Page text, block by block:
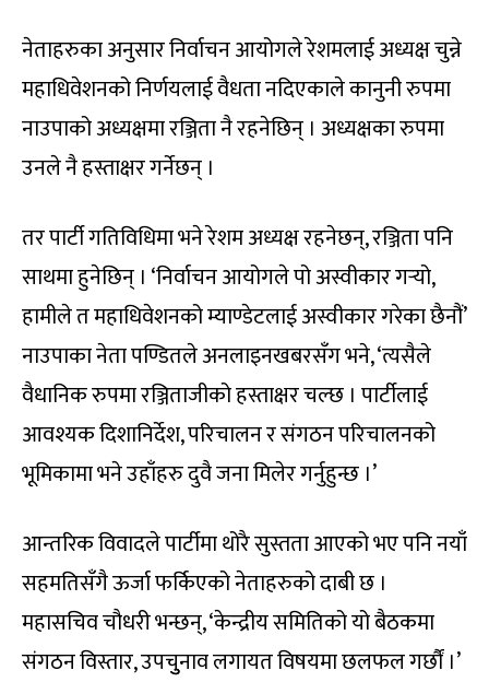
नेताहरुका अनुसार निर्वाचन आयोगले रेशमलाई अध्यक्ष चुन्ने
महाधिवेशनको निर्णयलाई वैधता नदिएकाले कानुनी रुपमा
नाउपाको अध्यक्षमा रञ्जिता नै रहनेछिन् । अध्यक्षका रुपमा
उनले नै हस्ताक्षर गर्नेछन् ।
तर पार्टी गतिविधिमा भने रेशम अध्यक्ष रहनेछन्, रञ्जिता पनि
साथमा हुनेछिन् । ‘निर्वाचन आयोगले पो अस्वीकार गर्‍यो,
हामीले त महाधिवेशनको म्याण्डेटलाई अस्वीकार गरेका छैनौं’
नाउपाका नेता पण्डितले अनलाइनखबरसँग भने, ‘त्यसैले
वैधानिक रुपमा रञ्जिताजीको हस्ताक्षर चल्छ । पार्टीलाई
आवश्यक दिशानिर्देश, परिचालन र संगठन परिचालनको
भूमिकामा भने उहाँहरु दुवै जना मिलेर गर्नुहुन्छ ।’
आन्तरिक विवादले पार्टीमा थोरै सुस्तता आएको भए पनि नयाँ
सहमतिसँगै ऊर्जा फर्किएको नेताहरुको दाबी छ ।
महासचिव चौधरी भन्छन्, ‘केन्द्रीय समितिको यो बैठकमा
संगठन विस्तार, उपचुुनाव लगायत विषयमा छलफल गर्छौं ।’